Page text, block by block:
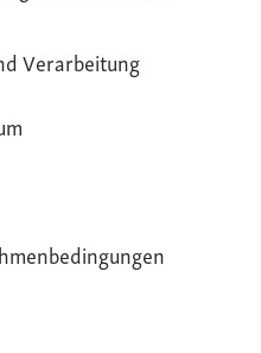
Verarbeitung